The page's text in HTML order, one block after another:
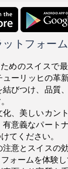
トフォー
めのスイスで
ーリッヒの革
びつけ、品質
、美しいカン
意義なパート
てください。
意とスイスの
ォームを体験し